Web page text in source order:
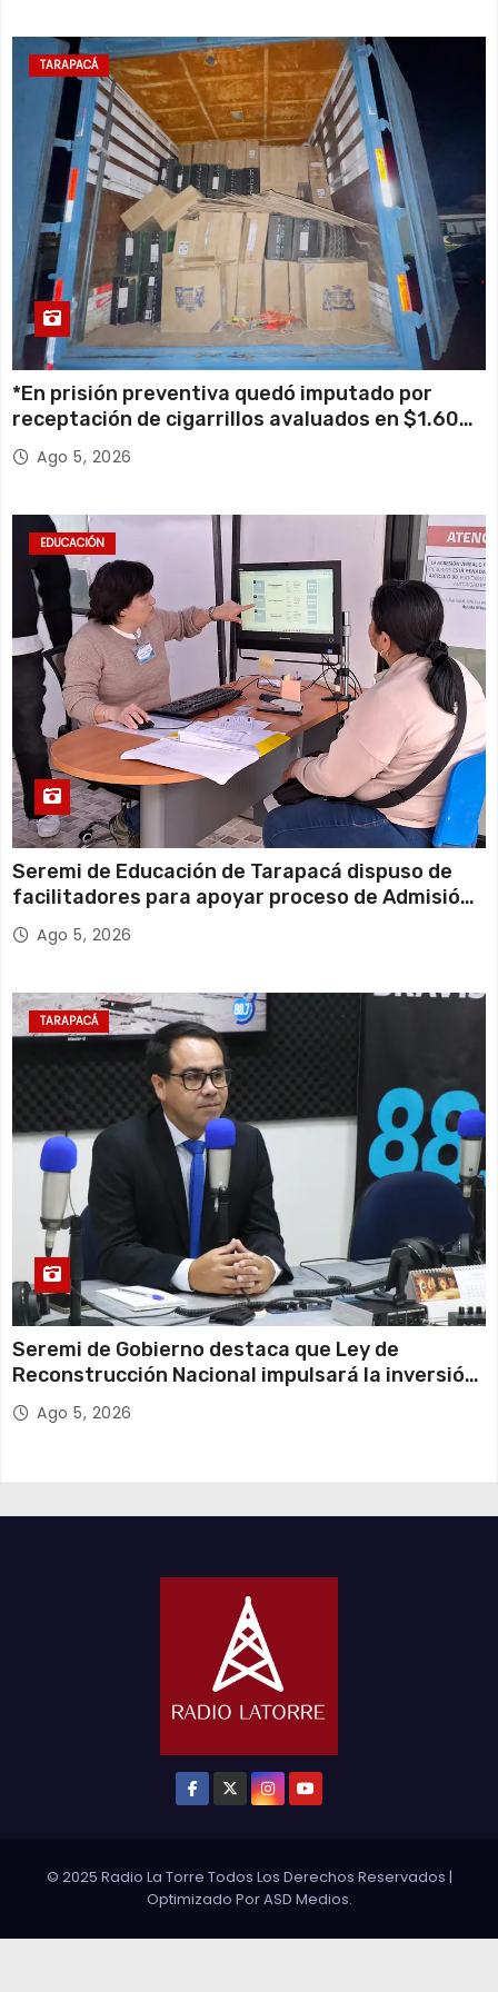
TARAPACÁ
*En prisión preventiva quedó imputado por
receptación de cigarrillos avaluados en $1.600
millones*
Ago 5, 2026
EDUCACIÓN
Seremi de Educación de Tarapacá dispuso de
facilitadores para apoyar proceso de Admisión
Escolar 2027
Ago 5, 2026
TARAPACÁ
Seremi de Gobierno destaca que Ley de
Reconstrucción Nacional impulsará la inversión
y el empleo en Tarapacá
Ago 5, 2026
© 2025 Radio La Torre Todos Los Derechos Reservados |
Optimizado PorASD Medios.